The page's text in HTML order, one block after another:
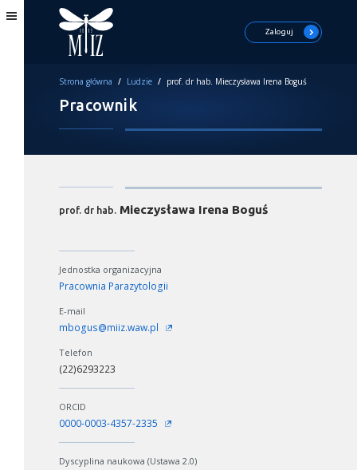
Zaloguj
Strona główna / Ludzie / prof. dr hab. Mieczysława Irena Boguś
Pracownik
prof. dr hab. Mieczysława Irena Boguś
Jednostka organizacyjna
Pracownia Parazytologii
E-mail
mbogus@miiz.waw.pl
Telefon
(22)6293223
ORCID
0000-0003-4357-2335
Dyscyplina naukowa (Ustawa 2.0)